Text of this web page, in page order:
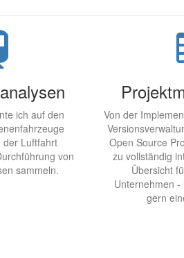
ich auf den
der Luftfahrt
von
sammeln.
Von der
Open Source
zu vollständig
Übersicht
Unternehmen
gern